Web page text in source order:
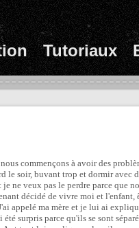
Tutoriaux
commençons à avoir des
le soir, buvant trop et dormir avec
ne veux pas le perdre parce que
décidé de vivre moi et l'enfant,
appelé ma mère et je lui ai
surpris parce qu'ils se sont